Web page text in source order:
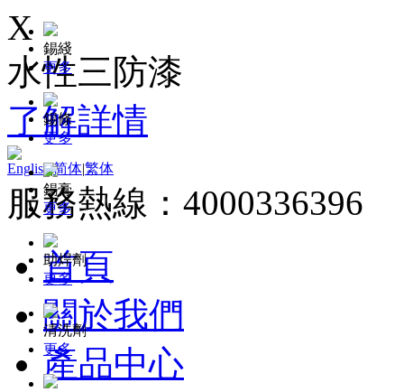
X
水性三防漆
了解詳情
English|简体|繁体
服務熱線：4000336396
首頁
關於我們
產品中心
錫綫
更多
錫條
更多
錫膏
更多
助焊劑
更多
清洗劑
更多